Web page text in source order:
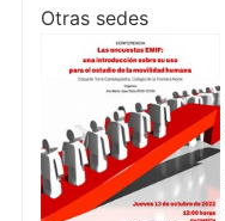
Otras sedes